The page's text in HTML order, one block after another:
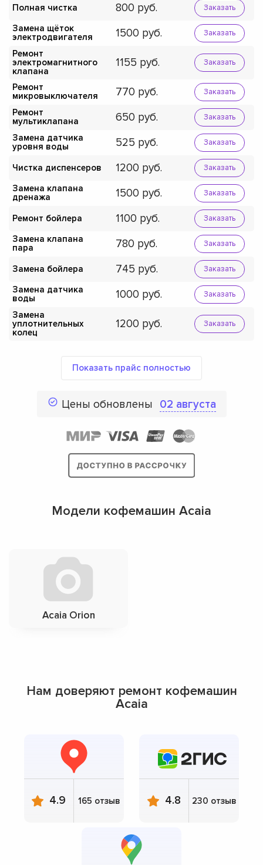
Полная чистка 800 Заказать
Замена щёток
электродвигателя
1500 Заказать
Ремонт
электромагнитного
клапана
1155 Заказать
Ремонт
микровыключателя
770 Заказать
Ремонт
мультиклапана
650 Заказать
Замена датчика
уровня воды
525 Заказать
Чистка диспенсеров 1200 Заказать
Замена клапана
дренажа
1500 Заказать
Ремонт бойлера 1100 Заказать
Замена клапана
пара
780 Заказать
Замена бойлера 745 Заказать
Замена датчика
воды
1000 Заказать
Замена
уплотнительных
колец
1200 Заказать
Показать прайс полностью
Цены обновлены 02 августа
Модели кофемашин Acaia
Acaia Orion
Нам доверяют ремонт кофемашин
Acaia
4.9 165 отзыв 4.8 230 отзыв